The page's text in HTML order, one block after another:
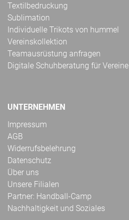
Textilbedruckung
Sublimation
Individuelle Trikots von hummel
Vereinskollektion
Teamausrüstung anfragen
Digitale Schuhberatung für Vereine
UNTERNEHMEN
Impressum
AGB
Widerrufsbelehrung
Datenschutz
Über uns
Unsere Filialen
Partner: Handball-Camp
Nachhaltigkeit und Soziales